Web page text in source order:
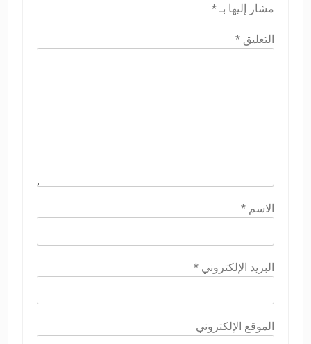
مشار إليها بـ *
التعليق *
الاسم *
البريد الإلكتروني *
الموقع الإلكتروني